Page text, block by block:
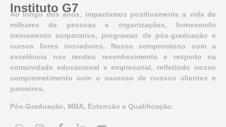
Instituto G7
Ao longo dos anos, impactamos positivamente a vida de
milhares de pessoas e organizações, fornecendo
treinamento corporativo, programas de pós-graduação e
cursos livres inovadores. Nosso compromisso com a
excelência nos rendeu reconhecimento e respeito na
comunidade educacional e empresarial, refletindo nosso
comprometimento com o sucesso de nossos clientes e
parceiros.
Pós-Graduação, MBA, Extensão e Qualificação.